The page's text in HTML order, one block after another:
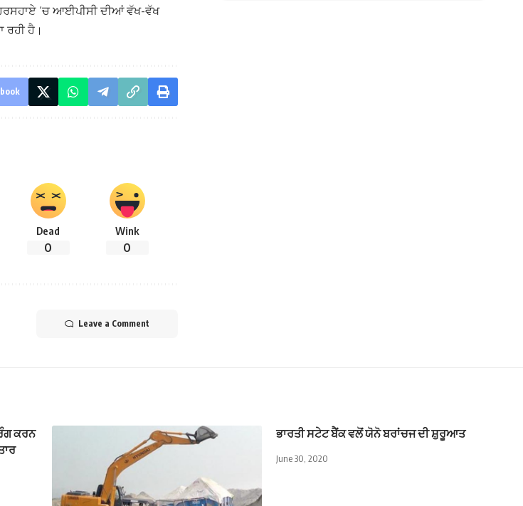
‘ਚ ਆਈਪੀਸੀ ਦੀਆਂ ਵੱਖ-ਵੱਖ
ਰਹੀ ਹੈ।
Dead
0
Wink
0
Leave a Comment
ਕਰਨ
ਭਾਰਤੀ ਸਟੇਟ ਬੈਂਕ ਵਲੋਂ ਯੋਨੋ ਬਰਾਂਚਜ ਦੀ ਸ਼ੁਰੂਆਤ
June 30, 2020